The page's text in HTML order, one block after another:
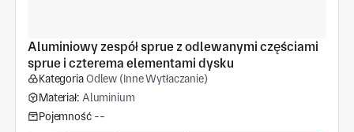
Aluminiowy zespół sprue z odlewanymi częściami
sprue i czterema elementami dysku
KategoriaOdlew (Inne Wytłaczanie)
Materiał: Aluminium
Pojemność --